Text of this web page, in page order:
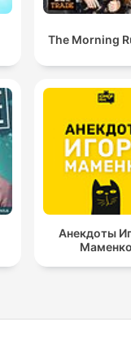
The Morning
Анекдоты